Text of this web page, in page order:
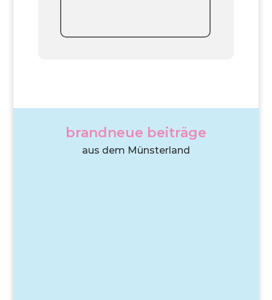
brandneue beiträge
aus dem Münsterland